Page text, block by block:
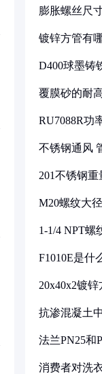
膨胀螺丝尺
镀锌方管有
D400球墨铸
覆膜砂的耐
RU7088R功
不锈钢通风
201不锈钢
M20螺纹大
1-1/4 NPT螺
F1010E是什
20x40x2镀
抗渗混凝土
法兰PN25和
消费者对洗